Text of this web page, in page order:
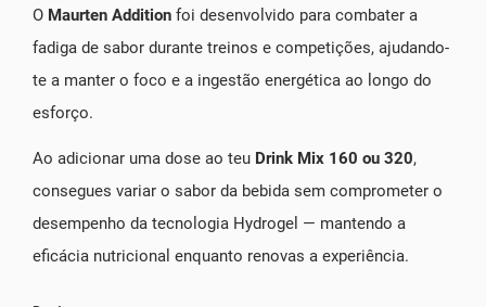
O Maurten Addition foi desenvolvido para combater a
fadiga de sabor durante treinos e competições, ajudando-
te a manter o foco e a ingestão energética ao longo do
esforço.
Ao adicionar uma dose ao teu Drink Mix 160 ou 320,
consegues variar o sabor da bebida sem comprometer o
desempenho da tecnologia Hydrogel — mantendo a
eficácia nutricional enquanto renovas a experiência.